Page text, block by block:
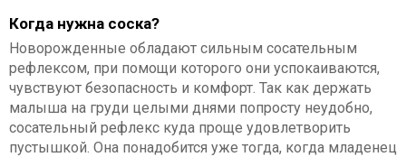
Когда нужна соска?
Новорожденные обладают сильным сосательным
рефлексом, при помощи которого они успокаиваются,
чувствуют безопасность и комфорт. Так как держать
малыша на груди целыми днями попросту неудобно,
сосательный рефлекс куда проще удовлетворить
пустышкой. Она понадобится уже тогда, когда младенец